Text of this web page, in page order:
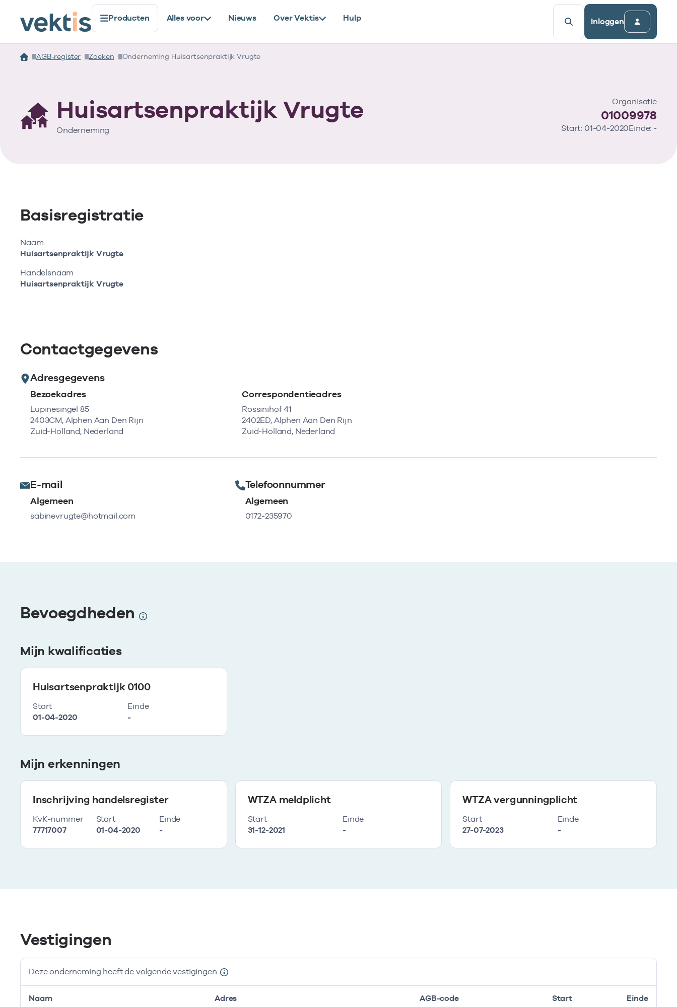
Producten Alles voor Nieuws Over Vektis Hulp Inloggen
AGB-register Zoeken Onderneming Huisartsenpraktijk Vrugte
Huisartsenpraktijk Vrugte
Onderneming
Organisatie
01009978
Start: 01-04-2020Einde: -
Basisregistratie
Naam
Huisartsenpraktijk Vrugte
Handelsnaam
Huisartsenpraktijk Vrugte
Contactgegevens
Adresgegevens
Bezoekadres
Lupinesingel 85
2403CM, Alphen Aan Den Rijn
Zuid-Holland, Nederland
Correspondentieadres
Rossinihof 41
2402ED, Alphen Aan Den Rijn
Zuid-Holland, Nederland
E-mail
Algemeen
sabinevrugte@hotmail.com
Telefoonnummer
Algemeen
0172-235970
Bevoegdheden
Mijn kwalificaties
Huisartsenpraktijk 0100
Start
01-04-2020
Einde
-
Mijn erkenningen
Inschrijving handelsregister
KvK-nummer
77717007
Start
01-04-2020
Einde
-
WTZA meldplicht
Start
31-12-2021
Einde
-
WTZA vergunningplicht
Start
27-07-2023
Einde
-
Vestigingen
Deze onderneming heeft de volgende vestigingen
Naam Adres AGB-code Start Einde